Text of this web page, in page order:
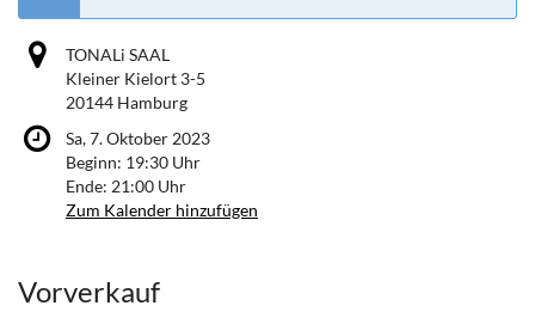
TONALi SAAL
Kleiner Kielort 3-5
20144 Hamburg
Sa, 7. Oktober 2023
Beginn: 19:30 Uhr
Ende: 21:00 Uhr
Zum Kalender hinzufügen
Produkte
Vorverkauf